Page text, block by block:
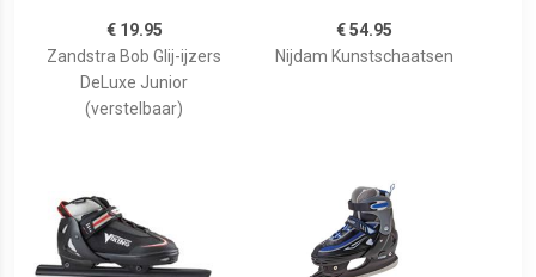
€ 19.95
Zandstra Bob Glij-ijzers
DeLuxe Junior
(verstelbaar)
€ 54.95
Nijdam Kunstschaatsen